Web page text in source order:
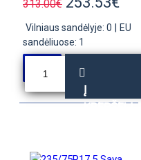
313.00€
Vilniaus sandėlyje: 0
EU
sandėliuose: 1
Į
KREPŠELĮ